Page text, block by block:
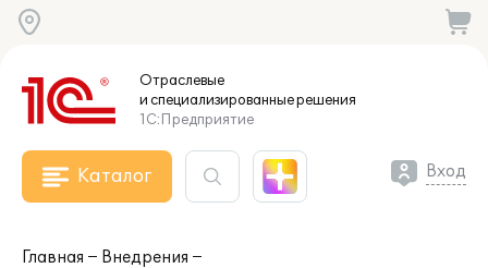
Отраслевые
и специализированныерешения
1С:Предприятие
Каталог Вход
Главная
Внедрения